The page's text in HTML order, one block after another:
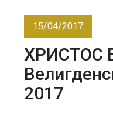
15/04/2017
ХРИСТОС
2017